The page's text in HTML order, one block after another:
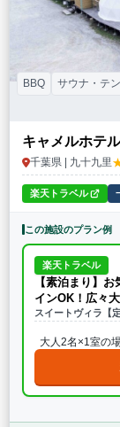
キャメルホテ
千葉県 | 九十九里
BBQ サウナ・テ
楽天トラベル
この施設のプラン例
楽天トラベル
【素泊まり】
インOK！広々
スイートヴィラ【
大人2名×1室の